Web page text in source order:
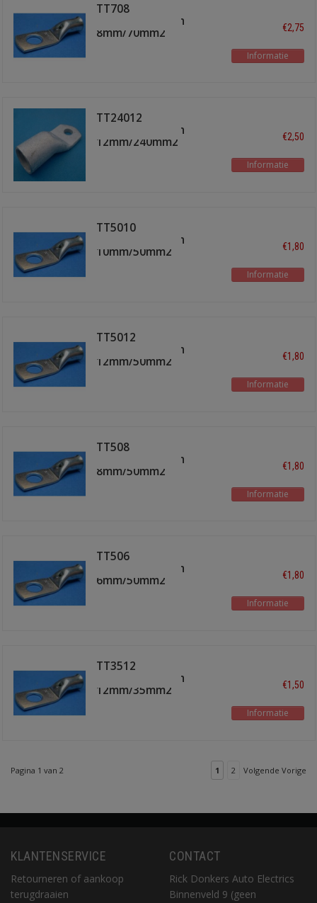
TT708
buiskabelschoen
8mm/70mm2
€2,75
Informatie
TT24012
buiskabelschoen
12mm/240mm2
€2,50
Informatie
TT5010
buiskabelschoen
10mm/50mm2
€1,80
Informatie
TT5012
buiskabelschoen
12mm/50mm2
€1,80
Informatie
TT508
buiskabelschoen
8mm/50mm2
€1,80
Informatie
TT506
buiskabelschoen
6mm/50mm2
€1,80
Informatie
TT3512
buiskabelschoen
12mm/35mm2
€1,50
Informatie
Pagina 1 van 2 1 2 Volgende Vorige
KLANTENSERVICE
Retourneren of aankoop
terugdraaien
CONTACT
Rick Donkers Auto Electrics
Binnenveld 9 (geen